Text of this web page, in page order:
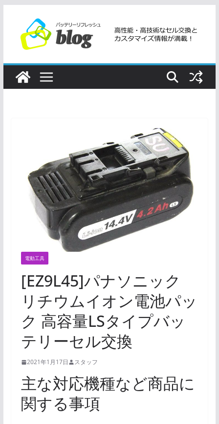
ツ
電動工具
[EZ9L45]パナソニック
リチウムイオン電池パッ
ク 高容量LSタイプバッ
テリーセル交換
2021年1月17日 スタッフ
主な対応機種など商品に
関する事項